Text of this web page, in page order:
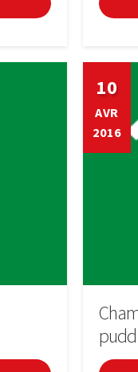
10
AVR
2016